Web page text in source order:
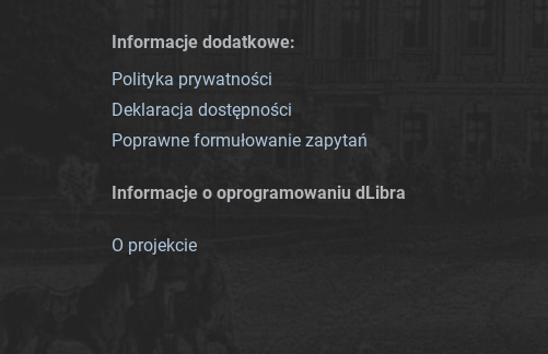
Informacje dodatkowe:
Polityka prywatności
Deklaracja dostępności
Poprawne formułowanie zapytań
Informacje o oprogramowaniu dLibra
O projekcie